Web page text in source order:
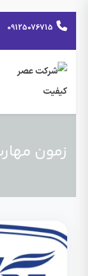
09125076715
زمون